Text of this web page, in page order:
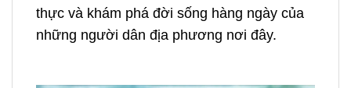
thực và khám phá đời sống hàng ngày của
những người dân địa phương nơi đây.